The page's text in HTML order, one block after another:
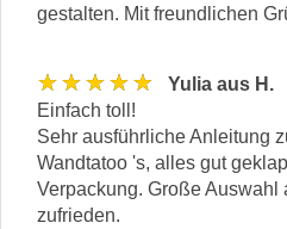
gestalten. Mit freundlichen
★★★★★
Yulia aus H.
Einfach toll!
Sehr ausführliche Anleitung
Wandtatoo 's, alles gut
Verpackung. Große Auswahl
zufrieden.